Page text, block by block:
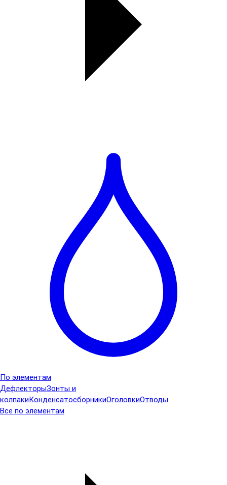
По элементам
ДефлекторыЗонты и
колпакиКонденсатосборникиОголовкиОтводы
Все по элементам